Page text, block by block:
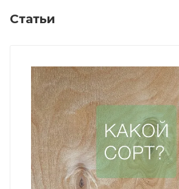
Статьи